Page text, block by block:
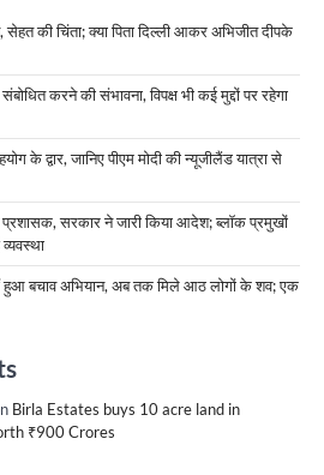
सेहत की चिंता; क्या पिता दिल्ली आकर अभिजीत दीपके
करने की संभावना, विपक्ष भी कई मुद्दों पर रहेगा
के द्वार, जानिए पीएम मोदी की न्यूजीलैंड यात्रा से
प्रशासक, सरकार ने जारी किया आदेश; ब्लॉक प्रमुखों
हुआ बचाव अभियान, अब तक मिले आठ लोगों के शव; एक
Birla Estates buys 10 acre land in
₹900 Crores